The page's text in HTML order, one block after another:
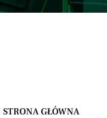
STRONA GŁÓWNA